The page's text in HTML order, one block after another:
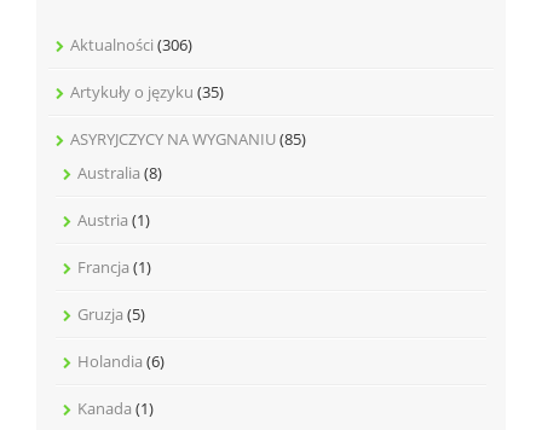
Aktualności (306)
Artykuły o języku (35)
ASYRYJCZYCY NA WYGNANIU(85)
Australia (8)
Austria (1)
Francja (1)
Gruzja (5)
Holandia (6)
Kanada (1)